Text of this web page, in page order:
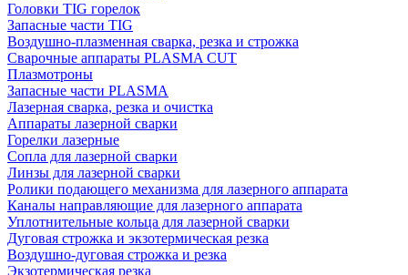
Головки TIG горелок
Запасные части TIG
Воздушно-плазменная сварка, резка и строжка
Сварочные аппараты PLASMA CUT
Плазмотроны
Запасные части PLASMA
Лазерная сварка, резка и очистка
Аппараты лазерной сварки
Горелки лазерные
Сопла для лазерной сварки
Линзы для лазерной сварки
Ролики подающего механизма для лазерного аппарата
Каналы направляющие для лазерного аппарата
Уплотнительные кольца для лазерной сварки
Дуговая строжка и экзотермическая резка
Воздушно-дуговая строжка и резка
Экзотермическая резка